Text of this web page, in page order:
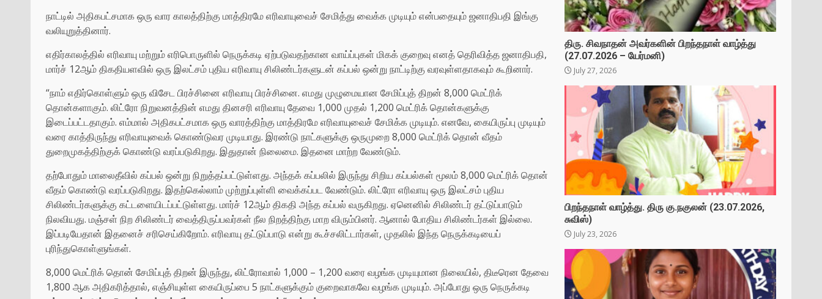
நாட்டில் அதிகபட்சமாக ஒரு வார காலத்திற்கு மாத்திரமே எரிவாயுவைச் சேமித்து வைக்க முடியும் என்பதையும் ஜனாதிபதி இங்கு
வலியுறுத்தினார்.
எதிர்காலத்தில் எரிவாயு மற்றும் எரிபொருளில் நெருக்கடி ஏற்படுவதற்கான வாய்ப்புகள் மிகக் குறைவு எனத் தெரிவித்த ஜனாதிபதி,
மார்ச் 12ஆம் திகதியளவில் ஒரு இலட்சம் புதிய எரிவாயு சிலிண்டர்களுடன் கப்பல் ஒன்று நாட்டிற்கு வரவுள்ளதாகவும் கூறினார்.
“நாம் எதிர்கொள்ளும் ஒரு விசேட பிரச்சினை எரிவாயு பிரச்சினை. எமது முழுமையான சேமிப்புத் திறன் 8,000 மெட்ரிக்
தொன்களாகும். லிட்ரோ நிறுவனத்தின் எமது தினசரி எரிவாயு தேவை 1,000 முதல் 1,200 மெட்ரிக் தொன்களுக்கு
இடைப்பட்டதாகும். எம்மால் அதிகபட்சமாக ஒரு வாரத்திற்கு மாத்திரமே எரிவாயுவைச் சேமிக்க முடியும். எனவே, கையிருப்பு முடியும்
வரை காத்திருந்து எரிவாயுவைக் கொண்டுவர முடியாது. இரண்டு நாட்களுக்கு ஒருமுறை 8,000 மெட்ரிக் தொன் வீதம்
துறைமுகத்திற்குக் கொண்டு வரப்படுகிறது. இதுதான் நிலைமை. இதனை மாற்ற வேண்டும்.
தற்போதும் மாலைதீவில் கப்பல் ஒன்று நிறுத்தப்பட்டுள்ளது. அந்தக் கப்பலில் இருந்து சிறிய கப்பல்கள் மூலம் 8,000 மெட்ரிக் தொன்
வீதம் கொண்டு வரப்படுகிறது. இதற்கெல்லாம் முற்றுப்புள்ளி வைக்கப்பட வேண்டும். லிட்ரோ எரிவாயு ஒரு இலட்சம் புதிய
சிலிண்டர்களுக்கு கட்டளையிடப்பட்டுள்ளது. மார்ச் 12ஆம் திகதி அந்த கப்பல் வருகிறது. ஏனெனில் சிலிண்டர் தட்டுப்பாடும்
நிலவியது. மஞ்சள் நிற சிலிண்டர் வைத்திருப்பவர்கள் நீல நிறத்திற்கு மாற விரும்பினர். ஆனால் போதிய சிலிண்டர்கள் இல்லை.
இப்படியேதான் இதனைச் சரிசெய்கிறோம். எரிவாயு தட்டுப்பாடு என்று கூச்சலிட்டார்கள், முதலில் இந்த நெருக்கடியைப்
புரிந்துகொள்ளுங்கள்.
8,000 மெட்ரிக் தொன் சேமிப்புத் திறன் இருந்து, லிட்ரோவால் 1,000 – 1,200 வரை வழங்க முடியுமான நிலையில், திடீரென தேவை
1,800 ஆக அதிகரித்தால், எஞ்சியுள்ள கையிருப்பை 5 நாட்களுக்கும் குறைவாகவே வழங்க முடியும். அப்போது ஒரு நெருக்கடி
திரு. சிவநாதன் அவர்களின் பிறந்தநாள் வாழ்த்து
(27.07.2026 – யேர்மனி)
July 27, 2026
பிறந்தநாள் வாழ்த்து. திரு கு.நகுலன் (23.07.2026,
சுவிஸ்)
July 23, 2026